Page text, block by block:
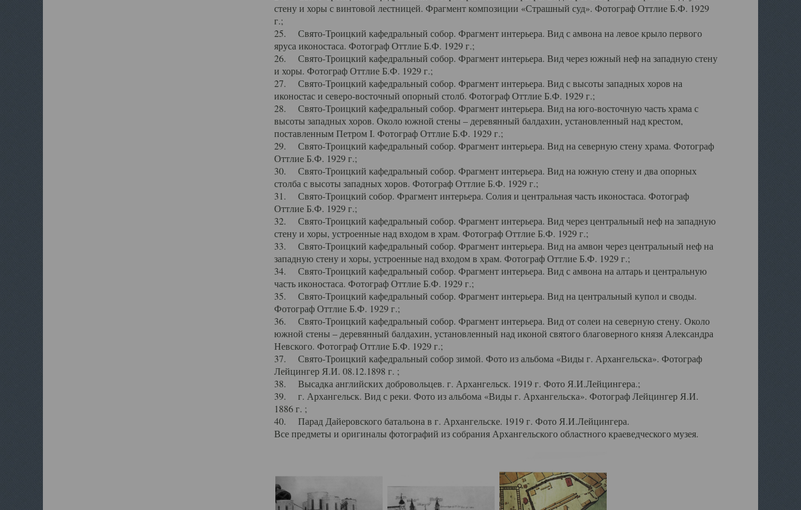
стену и хоры с винтовой лестницей. Фрагмент композиции «Страшный суд». Фотограф Оттлие Б.Ф. 1929
г.;
25. Свято-Троицкий кафедральный собор. Фрагмент интерьера. Вид с амвона на левое крыло первого
яруса иконостаса. Фотограф Оттлие Б.Ф. 1929 г.;
26. Свято-Троицкий кафедральный собор. Фрагмент интерьера. Вид через южный неф на западную стену
и хоры. Фотограф Оттлие Б.Ф. 1929 г.;
27. Свято-Троицкий кафедральный собор. Фрагмент интерьера. Вид с высоты западных хоров на
иконостас и северо-восточный опорный столб. Фотограф Оттлие Б.Ф. 1929 г.;
28. Свято-Троицкий кафедральный собор. Фрагмент интерьера. Вид на юго-восточную часть храма с
высоты западных хоров. Около южной стены – деревянный балдахин, установленный над крестом,
поставленным Петром I. Фотограф Оттлие Б.Ф. 1929 г.;
29. Свято-Троицкий кафедральный собор. Фрагмент интерьера. Вид на северную стену храма. Фотограф
Оттлие Б.Ф. 1929 г.;
30. Свято-Троицкий кафедральный собор. Фрагмент интерьера. Вид на южную стену и два опорных
столба с высоты западных хоров. Фотограф Оттлие Б.Ф. 1929 г.;
31. Свято-Троицкий собор. Фрагмент интерьера. Солия и центральная часть иконостаса. Фотограф
Оттлие Б.Ф. 1929 г.;
32. Свято-Троицкий кафедральный собор. Фрагмент интерьера. Вид через центральный неф на западную
стену и хоры, устроенные над входом в храм. Фотограф Оттлие Б.Ф. 1929 г.;
33. Свято-Троицкий кафедральный собор. Фрагмент интерьера. Вид на амвон через центральный неф на
западную стену и хоры, устроенные над входом в храм. Фотограф Оттлие Б.Ф. 1929 г.;
34. Свято-Троицкий кафедральный собор. Фрагмент интерьера. Вид с амвона на алтарь и центральную
часть иконостаса. Фотограф Оттлие Б.Ф. 1929 г.;
35. Свято-Троицкий кафедральный собор. Фрагмент интерьера. Вид на центральный купол и своды.
Фотограф Оттлие Б.Ф. 1929 г.;
36. Свято-Троицкий кафедральный собор. Фрагмент интерьера. Вид от солеи на северную стену. Около
южной стены – деревянный балдахин, установленный над иконой святого благоверного князя Александра
Невского. Фотограф Оттлие Б.Ф. 1929 г.;
37. Свято-Троицкий кафедральный собор зимой. Фото из альбома «Виды г. Архангельска». Фотограф
Лейцингер Я.И. 08.12.1898 г. ;
38. Высадка английских добровольцев. г. Архангельск. 1919 г. Фото Я.И.Лейцингера.;
39. г. Архангельск. Вид с реки. Фото из альбома «Виды г. Архангельска». Фотограф Лейцингер Я.И.
1886 г. ;
40. Парад Дайеровского батальона в г. Архангельске. 1919 г. Фото Я.И.Лейцингера.
Все предметы и оригиналы фотографий из собрания Архангельского областного краеведческого музея.